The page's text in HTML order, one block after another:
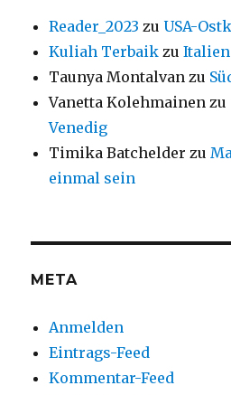
Reader_2023 zuUSA-
Kuliah Terbaik zu
Taunya Montalvan zu
Vanetta Kolehmainen zu
Venedig
Timika Batchelder zu
einmal sein
META
Anmelden
Eintrags-Feed
Kommentar-Feed